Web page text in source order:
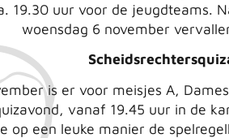
19.30 uur voor de jeugdteams.
woensdag 6 november
is er voor meisjes A,
vanaf 19.45 uur in de
op een leuke manier de